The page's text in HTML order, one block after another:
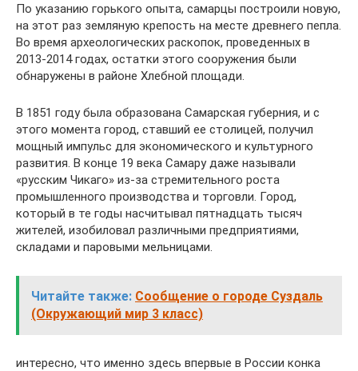
По указанию горького опыта, самарцы построили новую,
на этот раз земляную крепость на месте древнего пепла.
Во время археологических раскопок, проведенных в
2013-2014 годах, остатки этого сооружения были
обнаружены в районе Хлебной площади.
В 1851 году была образована Самарская губерния, и с
этого момента город, ставший ее столицей, получил
мощный импульс для экономического и культурного
развития. В конце 19 века Самару даже называли
«русским Чикаго» из-за стремительного роста
промышленного производства и торговли. Город,
который в те годы насчитывал пятнадцать тысяч
жителей, изобиловал различными предприятиями,
складами и паровыми мельницами.
Читайте также: Сообщение о городе Суздаль
(Окружающий мир 3 класс)
интересно, что именно здесь впервые в России конка